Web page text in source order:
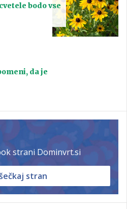
bodo vse
da je
strani Dominvrt.si
stran